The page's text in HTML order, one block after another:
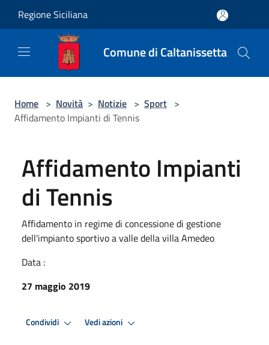
Regione Siciliana
Comune di Caltanissetta
Home > Novità > Notizie > Sport >
Affidamento Impianti di Tennis
Affidamento Impianti
di Tennis
Affidamento in regime di concessione di gestione
dell'impianto sportivo a valle della villa Amedeo
Data :
27 maggio 2019
Condividi Vedi azioni